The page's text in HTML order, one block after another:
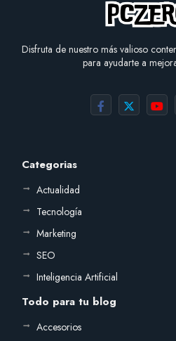
Disfruta de nuestro más valioso
para ayudarte a
Categorias
Actualidad
Tecnología
Marketing
SEO
Inteligencia Artificial
Todo para tu blog
Accesorios